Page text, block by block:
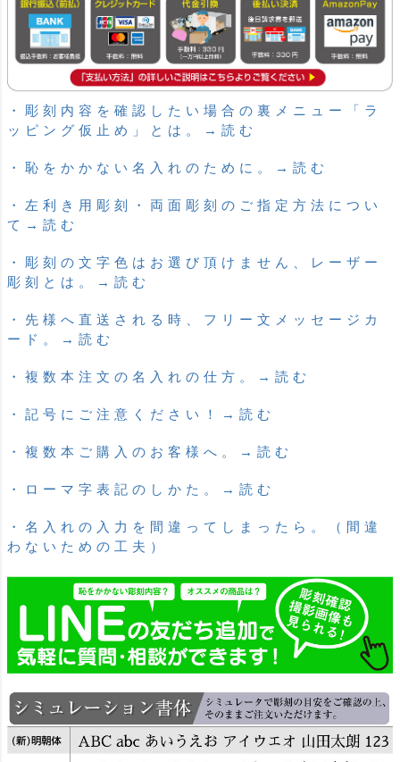
・彫刻内容を確認したい場合の裏メニュー「ラ
ッピング仮止め」とは。→読む
・恥をかかない名入れのために。→読む
・左利き用彫刻・両面彫刻のご指定方法につい
て→読む
・彫刻の文字色はお選び頂けません、レーザー
彫刻とは。→読む
・先様へ直送される時、フリー文メッセージカ
ード。→読む
・複数本注文の名入れの仕方。→読む
・記号にご注意ください！→読む
・複数本ご購入のお客様へ。→読む
・ローマ字表記のしかた。→読む
・名入れの入力を間違ってしまったら。（間違
わないための工夫）